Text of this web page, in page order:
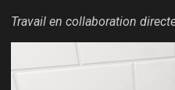
Travail en collaboration